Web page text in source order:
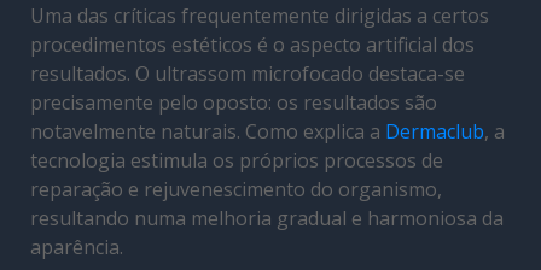
Uma das críticas frequentemente dirigidas a certos
procedimentos estéticos é o aspecto artificial dos
resultados. O ultrassom microfocado destaca-se
precisamente pelo oposto: os resultados são
notavelmente naturais. Como explica a Dermaclub, a
tecnologia estimula os próprios processos de
reparação e rejuvenescimento do organismo,
resultando numa melhoria gradual e harmoniosa da
aparência.